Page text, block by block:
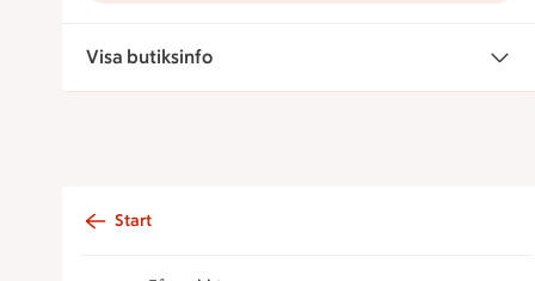
Visa butiksinfo
Start